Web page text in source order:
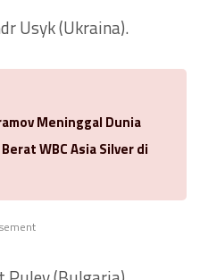
Usyk (Ukraina).
Meninggal Dunia
WBC Asia Silver di